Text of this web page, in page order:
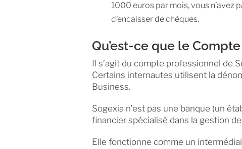
1000 euros par mois, vous n’avez
d’encaisser de chèques.
Qu’est-ce que le
Il s’agit du compte professionnel de
Certains internautes utilisent la
Business.
Sogexia n’est pas une banque (un
financier spécialisé dans la gestion
Elle fonctionne comme un